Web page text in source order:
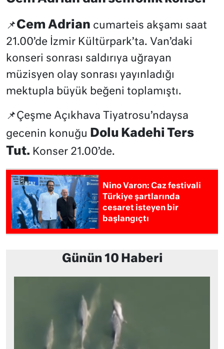
📌Cem Adrian cumarteis akşamı saat
21.00’de İzmir Kültürpark’ta. Van’daki
konseri sonrası saldırıya uğrayan
müzisyen olay sonrası yayınladığı
mektupla büyük beğeni toplamıştı.
📌Çeşme Açıkhava Tiyatrosu’ndaysa
gecenin konuğu
Dolu Kadehi Ters
Tut. Konser 21.00’de.
Nino Varon: Caz festivali
Türkiye şartlarında
cesaret isteyen bir
başlangıçtı
Günün 10 Haberi